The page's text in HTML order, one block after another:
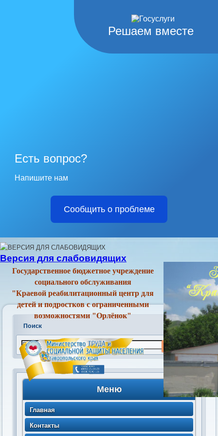
Решаем вместе
Есть вопрос?
Напишите нам
Сообщить о проблеме
Версия для слабовидящих
Государственное бюджетное учреждение
социального обслуживания
"Краевой реабилитационный центр для
детей и подростков с ограниченными
возможностями "Орлёнок"
Поиск
Меню
Главная
Контакты